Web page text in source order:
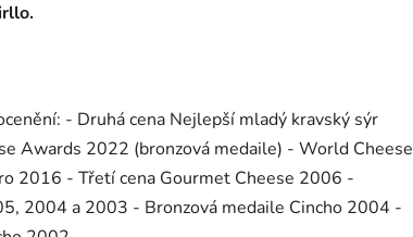
- Druhá cena Nejlepší mladý kravský sýr
Awards 2022 (bronzová medaile) - World Cheese
2016 - Třetí cena Gourmet Cheese 2006 -
2004 a 2003 - Bronzová medaile Cincho 2004 -